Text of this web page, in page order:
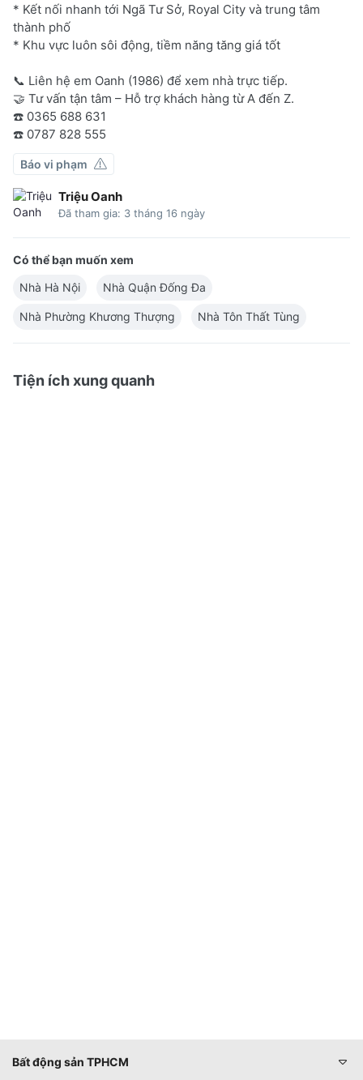
* Kết nối nhanh tới Ngã Tư Sở, Royal City và trung tâm
thành phố
* Khu vực luôn sôi động, tiềm năng tăng giá tốt
📞 Liên hệ em Oanh (1986) để xem nhà trực tiếp.
🤝 Tư vấn tận tâm – Hỗ trợ khách hàng từ A đến Z.
☎️ 0365 688 631
☎️ 0787 828 555
Báo vi phạm
Triệu Oanh
Đã tham gia: 3 tháng 16 ngày
Có thể bạn muốn xem
Nhà Hà Nội
Nhà Quận Đống Đa
Nhà Phường Khương Thượng Nhà Tôn Thất Tùng
Tiện ích xung quanh
Bất động sản TPHCM